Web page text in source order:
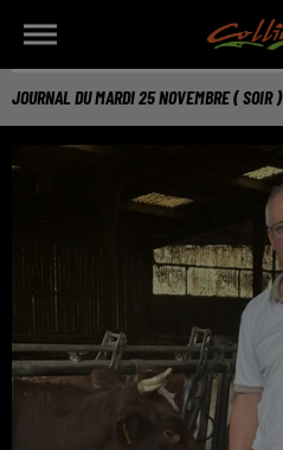
JOURNAL DU MARDI 25 NOVEMBRE ( SOIR )